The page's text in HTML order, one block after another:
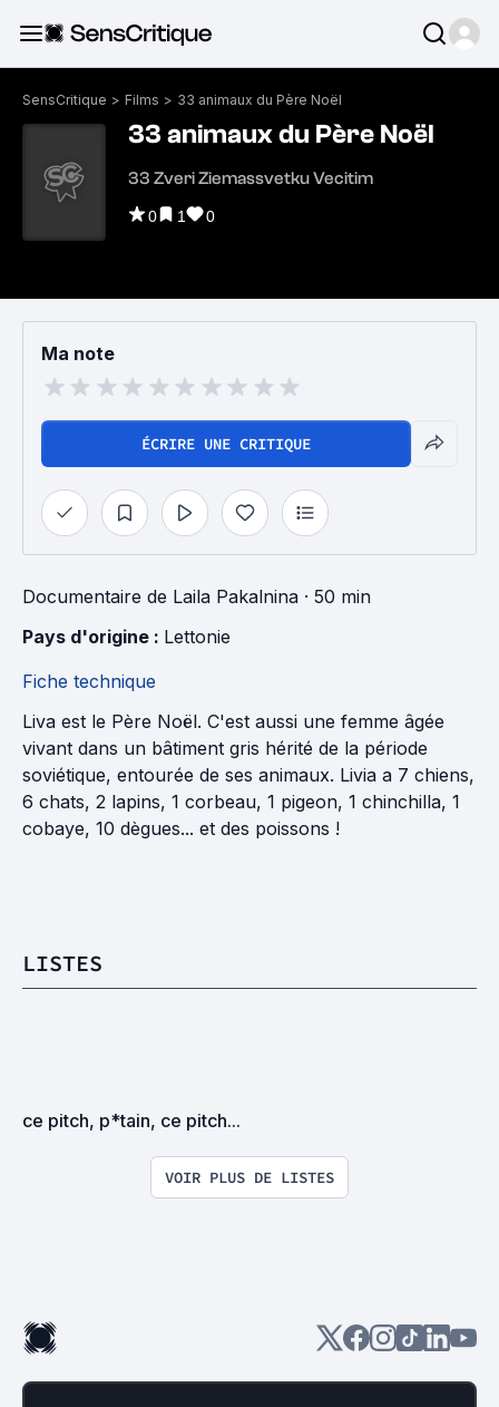
SensCritique > Films > 33 animaux du Père Noël
33 animaux du Père Noël
33 Zveri Ziemassvetku Vecitim
0 1 0
Ma note
ÉCRIRE UNE CRITIQUE
Documentaire de Laila Pakalnina · 50 min
Pays d'origine : Lettonie
Fiche technique
Liva est le Père Noël. C'est aussi une femme âgée
vivant dans un bâtiment gris hérité de la période
soviétique, entourée de ses animaux. Livia a 7 chiens,
6 chats, 2 lapins, 1 corbeau, 1 pigeon, 1 chinchilla, 1
cobaye, 10 dègues... et des poissons !
LISTES
ce pitch, p*tain, ce pitch...
VOIR PLUS DE LISTES